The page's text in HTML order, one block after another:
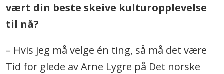
vært din beste skeive kulturopplevelse
til nå?
– Hvis jeg må velge én ting, så må det være
Tid for glede av Arne Lygre på Det norske